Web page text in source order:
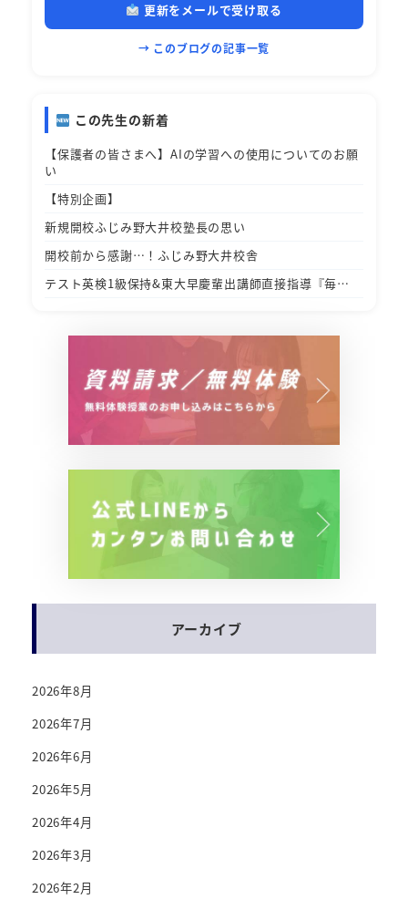
更新をメールで受け取る
→ このブログの記事一覧
この先生の新着
【保護者の皆さまへ】AIの学習への使用についてのお願
い
【特別企画】
新規開校ふじみ野大井校塾長の思い
開校前から感謝…！ふじみ野大井校舎
テスト英検1級保持&東大早慶輩出講師直接指導『毎…
アーカイブ
2026年8月
2026年7月
2026年6月
2026年5月
2026年4月
2026年3月
2026年2月